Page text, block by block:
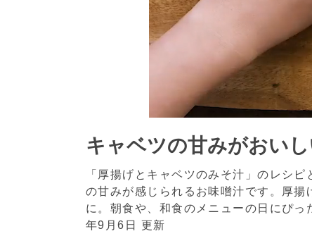
キャベツの甘みがおい
「厚揚げとキャベツのみそ汁」のレシ
の甘みが感じられるお味噌汁です。厚
に。朝食や、和食のメニューの日にぴ
年9月6日 更新